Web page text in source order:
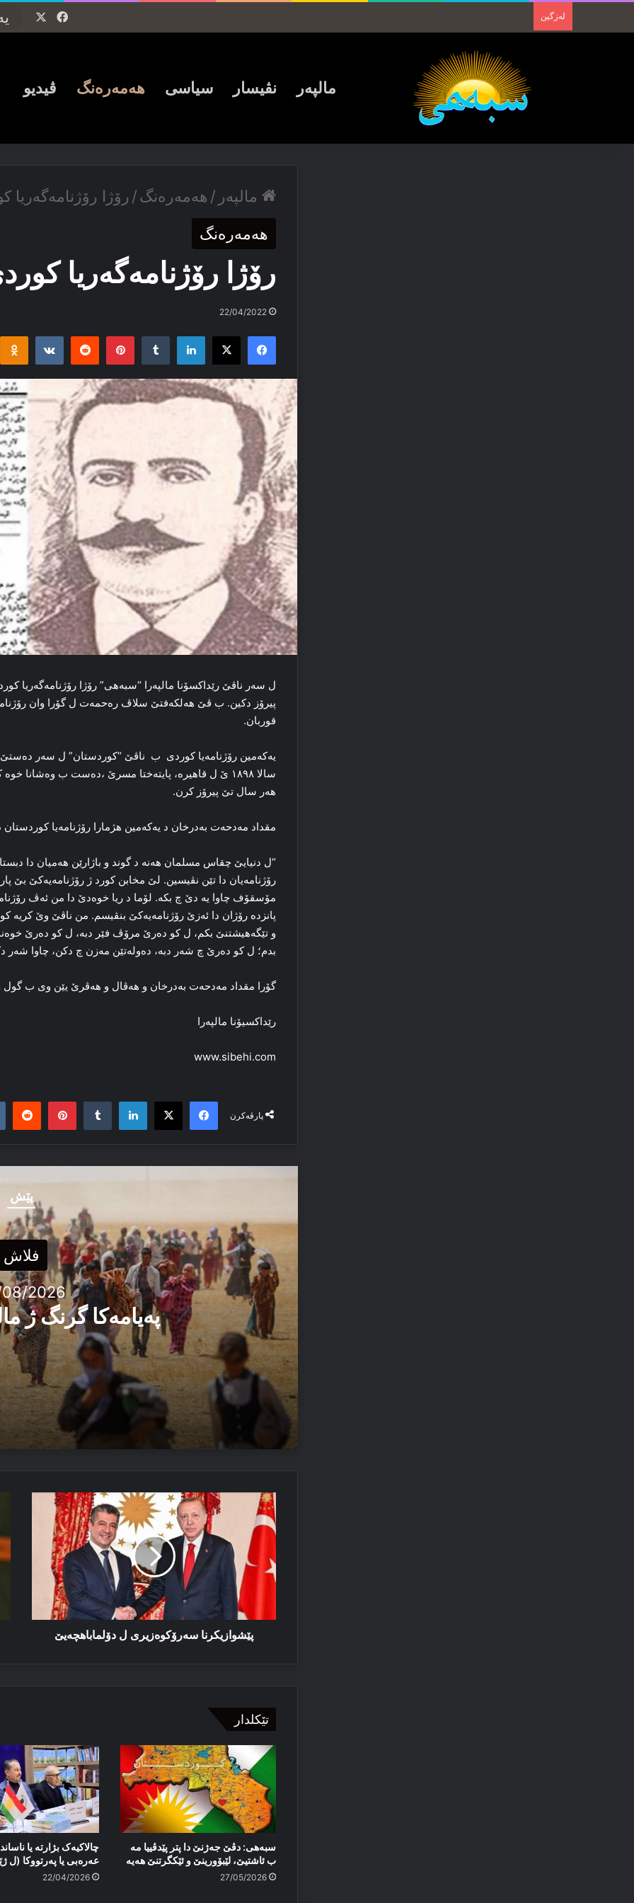
لەزگین Facebook
مالپەر نڤیسار سیاسی ھەمەرەنگ ڤیدیو
مالپەر / ھەمەرەنگ/ رۆژا رۆژنامەگەریا
ھەمەرەنگ
رۆژا رۆژنامەگەریا
22/04/2022
Facebook
X
LinkedIn
Tumblr
Pinterest
Reddit
ل سەر ناڤێ رێداکسۆنا مالپەرا “سبەهی” رۆژا رۆژنامەگەریا
پیرۆز دکین. ب ڤێ هەلکەفتێ سلاڤ رەحمەت ل گۆرا وان
قوربان.
سالا ۱۸۹۸ ێ ل قاهیره‌، پایته‌ختا مسرێ ،ده‌ست ب
هەر سال تێ پیرۆز کرن.
مقداد مەدحەت به‌درخان د یەکەمین هژمارا رۆژنامەیا کوردستان
“ل دنیایێ چقاس مسلمان هه‌نه‌ د گوند و باژارێن هه‌میان دا
رۆژنامه‌یان دا تێن نڤیسین. لێ مخابن کورد ژ رۆژنامه‌یه‌کێ بێ
مۆسقۆف چاوا یه‌ دێ چ بکه‌. لۆما د ریا خوه‌دێ دا من ئه‌ڤ
پانزده‌ رۆژان دا ئه‌زێ رۆژنامه‌یه‌کێ بنڤیسم. من ناڤێ وێ کریه‌
و تێگەهیشتنێ بکم، ل کو ده‌رێ مرۆڤ فێر دبه‌، ل کو ده‌رێ
بدم؛ ل کو ده‌رێ چ شه‌ر دبه‌، ده‌وله‌تێن مه‌زن چ دکن، چاوا شه‌ر
گۆرا مقداد مەدحەت بەدرخان و هەڤال و هەڤرێ یێن وی ب گول
رێداکسیۆنا مالپەرا
www.sibehi.com
پارڤەکرن
Facebook
X
LinkedIn
Tumblr
پێش
فلاش
2026
پەیامەكا گرنگ ژ
03/08/2026
پەیامەكا گرنگ ژ مالپەرێ سبەهی
پەیاما پیرۆزباهییێ بۆ سەرۆکێ هەرێما کوردستانێ
پێشوازیکرنا
سەرۆکوەزیری
ل
دۆلماباهچەیێ
پێشوازیکرنا سەرۆکوەزیری ل دۆلماباهچەیێ
بۆ
تێکلدار
سبەهی: دڤێ جەژنێ دا پتر پێدڤییا مە
ب ئاشتیێ، لێبۆورینێ و ئێكگرتنێ هەیە
27/05/2026
چالاکیەک بژارتە یا
عەرەبی یا پەرتووکا (ل
22/04/2026